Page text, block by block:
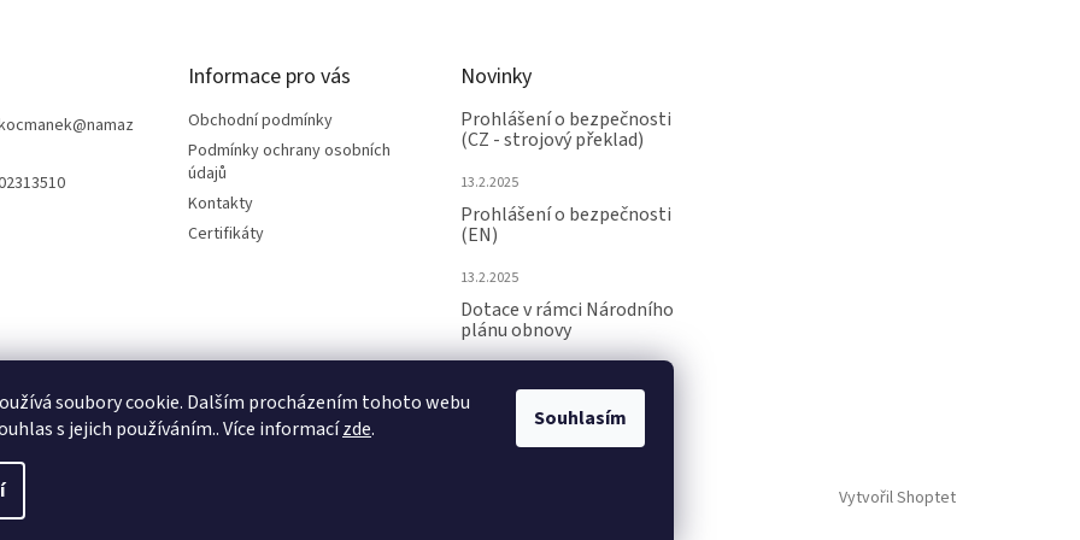
soubory cookie. Dalším procházením tohoto webu
s jejich používáním.. Více informacízde. Souhlasím
@namaz
Informace pro vás
Obchodní podmínky
Podmínky ochrany osobních
údajů
Kontakty
Certifikáty
Novinky
Prohlášení o bezpečnosti
(CZ - strojový překlad)
13.2.2025
Prohlášení o bezpečnosti
(EN)
13.2.2025
Dotace v rámci Národního
plánu obnovy
Vytvořil Shoptet